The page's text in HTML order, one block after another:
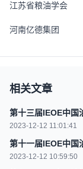
江苏省粮油学会
河南亿德集团
相关文章
第十三届IEOE中国
2023-12-12 11:01:41
第十一届IEOE中国
2023-12-12 10:59:50